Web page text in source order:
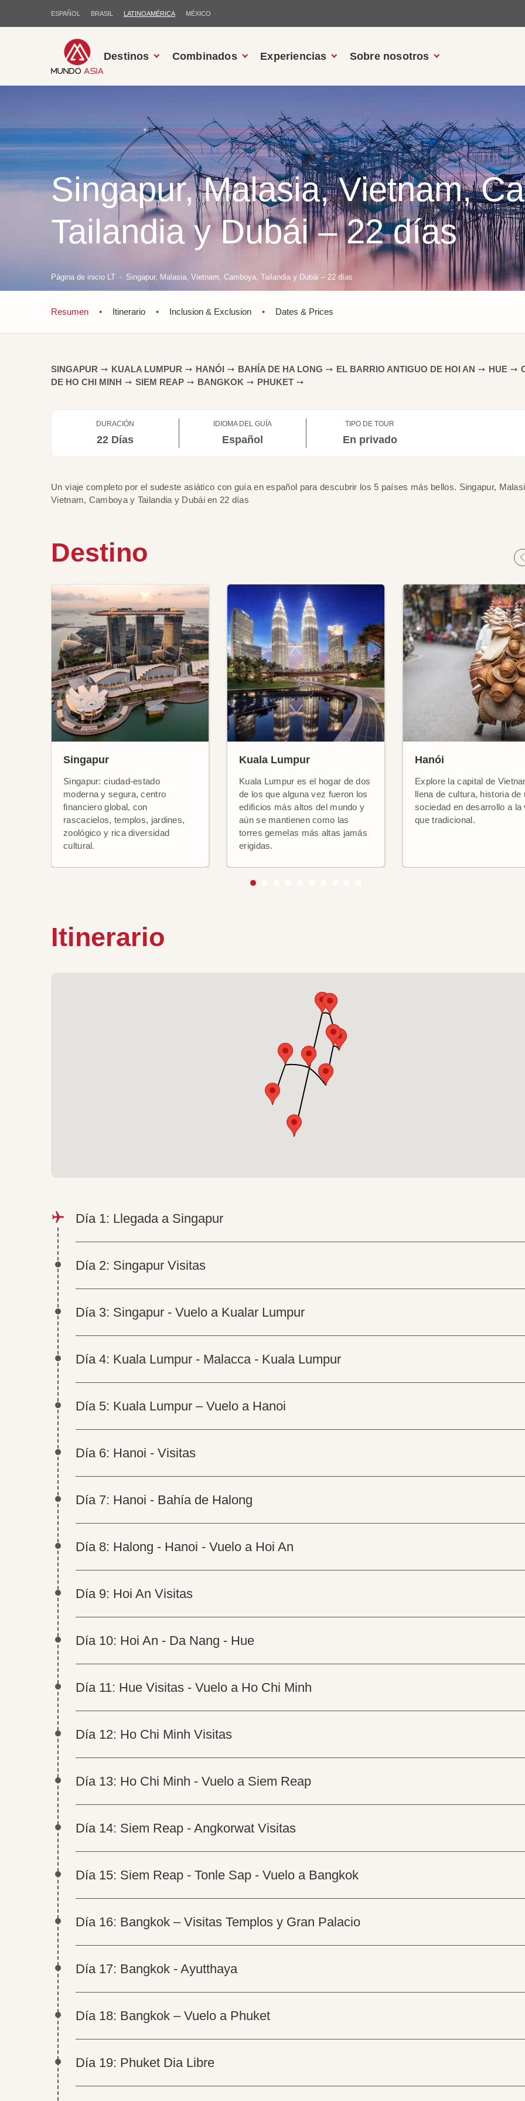
ESPAÑOL BRASIL LATINOAMÉRICA MÉXICO
Destinos Combinados Experiencias Sobre nosotros
Singapur, Malasia, Vietnam,
Tailandia y Dubái – 22 días
Página de inicio LT Singapur, Malasia, Vietnam, Camboya, Tailandia y Dubái – 22 días
Resumen • Itinerario • Inclusion & Exclusion • Dates & Prices
SINGAPUR ➙ KUALA LUMPUR ➙ HANÓI ➙ BAHÍA DE HA LONG ➙ EL BARRIO ANTIGUO DE HOI AN ➙ HUE ➙
DE HO CHI MINH ➙ SIEM REAP ➙ BANGKOK ➙ PHUKET ➙
DURACIÓN
22 Días
IDIOMA DEL GUÍA
Español
TIPO DE TOUR
En privado
Un viaje completo por el sudeste asiático con guía en español para descubrir los 5 países más bellos. Singapur,
Vietnam, Camboya y Tailandia y Dubái en 22 días
Destino
Singapur
Singapur: ciudad-estado
moderna y segura, centro
financiero global, con
rascacielos, templos, jardines,
zoológico y rica diversidad
cultural.
Kuala Lumpur
Kuala Lumpur es el hogar de dos
de los que alguna vez fueron los
edificios más altos del mundo y
aún se mantienen como las
torres gemelas más altas jamás
erigidas.
Hanói
Explore la capital de
llena de cultura, historia de
sociedad en desarrollo a la
que tradicional.
Itinerario
Día 1: Llegada a Singapur
Día 2: Singapur Visitas
Día 3: Singapur - Vuelo a Kualar Lumpur
Día 4: Kuala Lumpur - Malacca - Kuala Lumpur
Día 5: Kuala Lumpur – Vuelo a Hanoi
Día 6: Hanoi - Visitas
Día 7: Hanoi - Bahía de Halong
Día 8: Halong - Hanoi - Vuelo a Hoi An
Día 9: Hoi An Visitas
Día 10: Hoi An - Da Nang - Hue
Día 11: Hue Visitas - Vuelo a Ho Chi Minh
Día 12: Ho Chi Minh Visitas
Día 13: Ho Chi Minh - Vuelo a Siem Reap
Día 14: Siem Reap - Angkorwat Visitas
Día 15: Siem Reap - Tonle Sap - Vuelo a Bangkok
Día 16: Bangkok – Visitas Templos y Gran Palacio
Día 17: Bangkok - Ayutthaya
Día 18: Bangkok – Vuelo a Phuket
Día 19: Phuket Dia Libre